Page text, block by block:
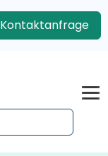
Kontaktanfrage